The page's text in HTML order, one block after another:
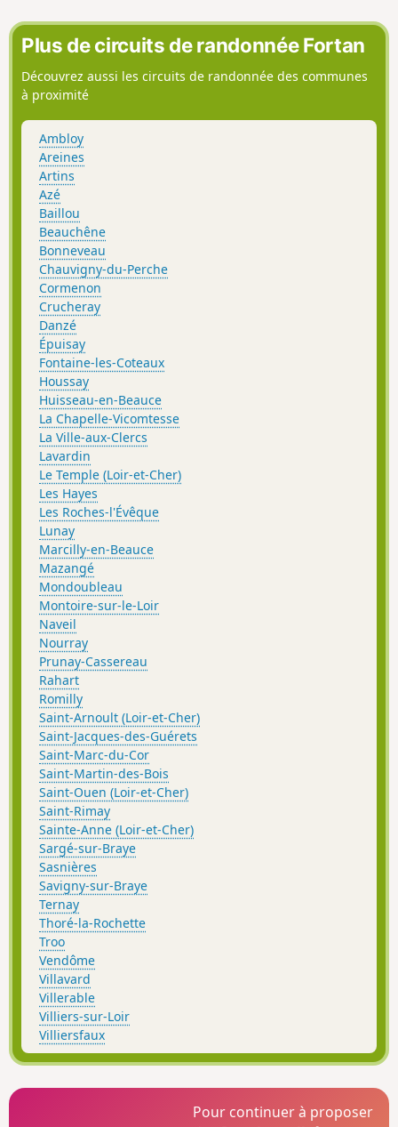
procédé pour l’époque).
Plus de circuits de randonnée Fortan
Découvrez aussi les circuits de randonnée des communes
à proximité
Ambloy
Areines
Artins
Azé
Baillou
Beauchêne
Bonneveau
Chauvigny-du-Perche
Cormenon
Crucheray
Danzé
Épuisay
Fontaine-les-Coteaux
Houssay
Huisseau-en-Beauce
La Chapelle-Vicomtesse
La Ville-aux-Clercs
Lavardin
Le Temple (Loir-et-Cher)
Les Hayes
Les Roches-l'Évêque
Lunay
Marcilly-en-Beauce
Mazangé
Mondoubleau
Montoire-sur-le-Loir
Naveil
Nourray
Prunay-Cassereau
Rahart
Romilly
Saint-Arnoult (Loir-et-Cher)
Saint-Jacques-des-Guérets
Saint-Marc-du-Cor
Saint-Martin-des-Bois
Saint-Ouen (Loir-et-Cher)
Saint-Rimay
Sainte-Anne (Loir-et-Cher)
Sargé-sur-Braye
Sasnières
Savigny-sur-Braye
Ternay
Thoré-la-Rochette
Troo
Vendôme
Villavard
Villerable
Villiers-sur-Loir
Villiersfaux
Pour continuer à proposer